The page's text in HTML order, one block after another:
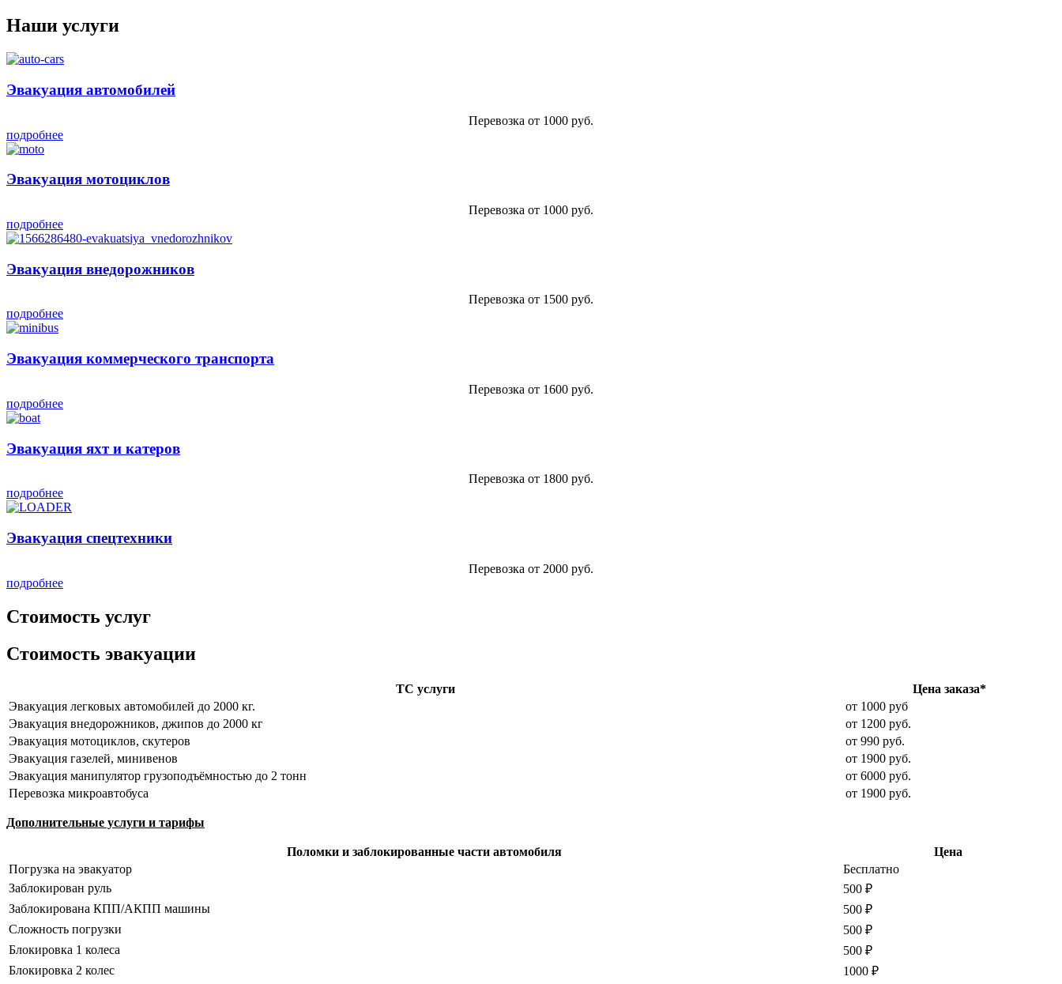
Наши услуги
Эвакуация автомобилей
Перевозка от 1000 руб.
подробнее
Эвакуация мотоциклов
Перевозка от 1000 руб.
подробнее
Эвакуация внедорожников
Перевозка от 1500 руб.
подробнее
Эвакуация коммерческого транспорта
Перевозка от 1600 руб.
подробнее
Эвакуация яхт и катеров
Перевозка от 1800 руб.
подробнее
Эвакуация спецтехники
Перевозка от 2000 руб.
подробнее
Стоимость услуг
Стоимость эвакуации
ТС услуги
Цена заказа*
Эвакуация легковых автомобилей до 2000 кг.
от 1000 руб
Эвакуация внедорожников, джипов до 2000 кг
от 1200 руб.
Эвакуация мотоциклов, скутеров
от 990 руб.
Эвакуация газелей, минивенов
от 1900 руб.
Эвакуация манипулятор грузоподъёмностью до 2 тонн
от 6000 руб.
Перевозка микроавтобуса
от 1900 руб.
Дополнительные услуги и тарифы
Поломки и заблокированные части автомобиля
Цена
Погрузка на эвакуатор
Бесплатно
Заблокирован руль
500 ₽
Заблокирована КПП/АКПП машины
500 ₽
Сложность погрузки
500 ₽
Блокировка 1 колеса
500 ₽
Блокировка 2 колес
1000 ₽